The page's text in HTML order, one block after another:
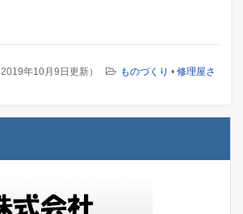
2019年10月9日更新） ものづくり • 修理屋さ